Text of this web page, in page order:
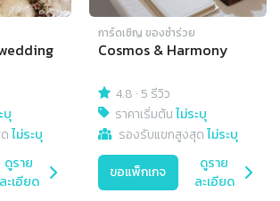
บุ
ไม่ระบุ
ดูราย
ละเอียด
การ์ดเชิญ​ ของชำร่วย
Cosmos & Harmony
4.8 · 5 รีวิว
ราคาเริ่มต้นไม่ระบุ
รองรับแขกสูงสุดไม่ระบุ
ขอแพ็กเกจ
ดูราย
ละเอียด